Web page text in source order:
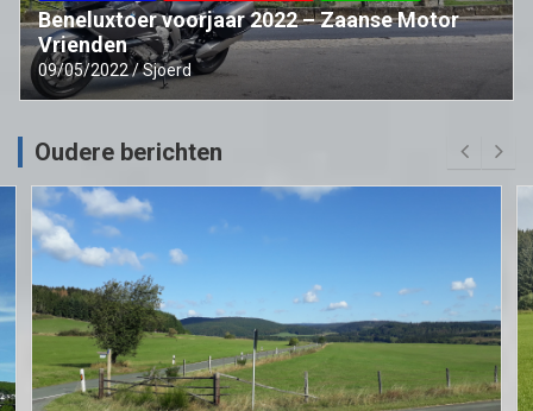
Beneluxtoer voorjaar 2022 – Zaanse Motor
Vrienden
09/05/2022 Sjoerd
Oudere berichten